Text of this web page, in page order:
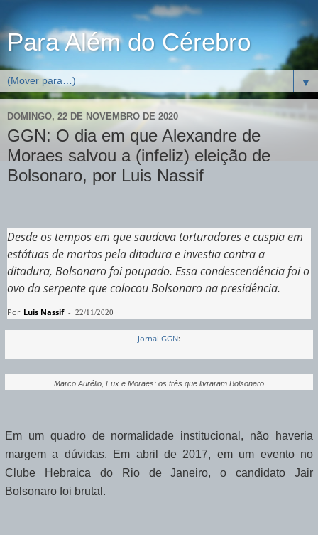
Para Além do Cérebro
▼
DOMINGO, 22 DE NOVEMBRO DE 2020
GGN: O dia em que Alexandre de
Moraes salvou a (infeliz) eleição de
Bolsonaro, por Luis Nassif
Desde os tempos em que saudava torturadores e cuspia em
estátuas de mortos pela ditadura e investia contra a
ditadura, Bolsonaro foi poupado. Essa condescendência foi o
ovo da serpente que colocou Bolsonaro na presidência.
Por Luis Nassif - 22/11/2020
Jornal GGN:
Marco Aurélio, Fux e Moraes: os três que livraram Bolsonaro
Em um quadro de normalidade institucional, não haveria
margem a dúvidas. Em abril de 2017, em um evento no
Clube Hebraica do Rio de Janeiro, o candidato Jair
Bolsonaro foi brutal.